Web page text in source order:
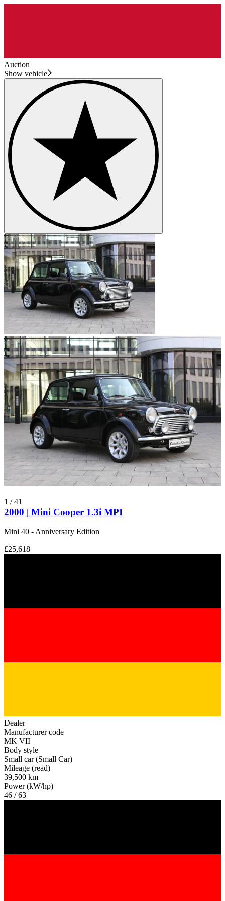
Auction
Show vehicle
1 /41
2000 | Mini Cooper 1.3i MPI
Mini 40 - Anniversary Edition
£25,618
Dealer
Manufacturer code
MK VII
Body style
Small car (Small Car)
Mileage (read)
39,500 km
Power (kW/hp)
46 / 63